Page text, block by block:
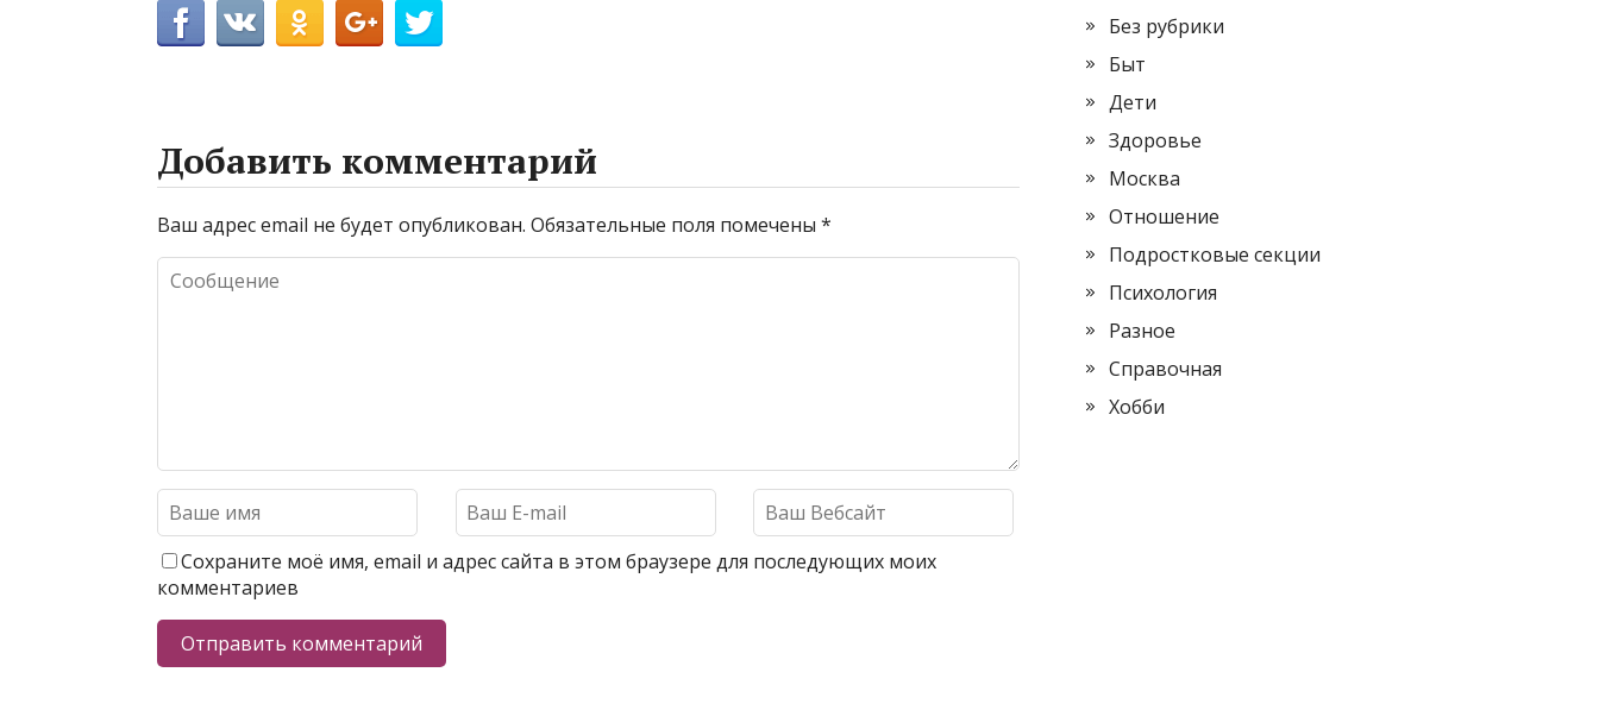
Добавить комментарий
Ваш адрес email не будет опубликован. Обязательные поля помечены *
Сохраните моё имя, email и адрес сайта в этом браузере для последующих моих
комментариев
Без рубрики
Быт
Дети
Здоровье
Москва
Отношение
Подростковые секции
Психология
Разное
Справочная
Хобби